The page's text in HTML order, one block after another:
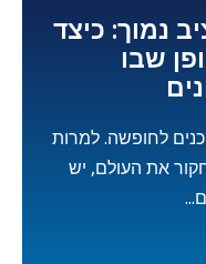
נמוך: כיצד
שבו
לחופשה. למרות
את העולם, יש